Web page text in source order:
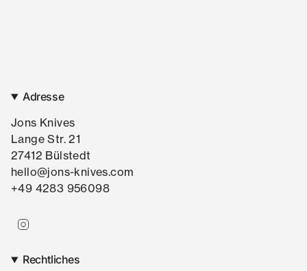
Adresse
Jons Knives
Lange Str. 21
27412 Bülstedt
hello@jons-knives.com
+49 4283 956098
Rechtliches